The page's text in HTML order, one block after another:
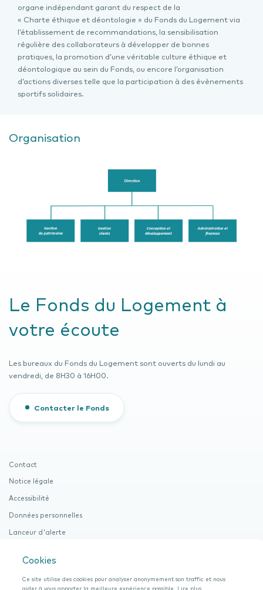
Cookies
Ce site utilise des cookies pour analyser anonymement son traffic et nous
aider à vous apporter la meilleure expérience possible. Lire plus
organe indépendant garant du respect de la
« Charte éthique et déontologie » du Fonds du Logement via
l’établissement de recommandations, la sensibilisation
régulière des collaborateurs à développer de bonnes
pratiques, la promotion d’une véritable culture éthique et
déontologique au sein du Fonds, ou encore l’organisation
d’actions diverses telle que la participation à des évènements
sportifs solidaires.
Organisation
Le Fonds du Logement à
votre écoute
Les bureaux du Fonds du Logement sont ouverts du lundi au
vendredi, de 8H30 à 16H00.
Contacter le Fonds
Contact
Notice légale
Accessibilité
Données personnelles
Lanceur d'alerte
Documentation (Procuration et ROI)